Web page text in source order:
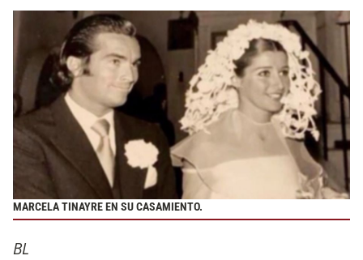
MARCELA TINAYRE EN SU CASAMIENTO.
BL